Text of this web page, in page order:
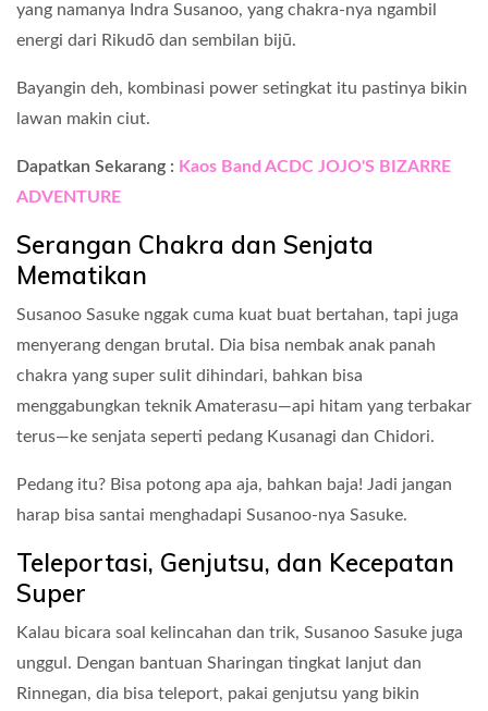
yang namanya Indra Susanoo, yang chakra-nya ngambil
energi dari Rikudō dan sembilan bijū.
Bayangin deh, kombinasi power setingkat itu pastinya bikin
lawan makin ciut.
Dapatkan Sekarang : Kaos Band ACDC JOJO'S BIZARRE
ADVENTURE
Serangan Chakra dan Senjata
Mematikan
Susanoo Sasuke nggak cuma kuat buat bertahan, tapi juga
menyerang dengan brutal. Dia bisa nembak anak panah
chakra yang super sulit dihindari, bahkan bisa
menggabungkan teknik Amaterasu—api hitam yang terbakar
terus—ke senjata seperti pedang Kusanagi dan Chidori.
Pedang itu? Bisa potong apa aja, bahkan baja! Jadi jangan
harap bisa santai menghadapi Susanoo-nya Sasuke.
Teleportasi, Genjutsu, dan Kecepatan
Super
Kalau bicara soal kelincahan dan trik, Susanoo Sasuke juga
unggul. Dengan bantuan Sharingan tingkat lanjut dan
Rinnegan, dia bisa teleport, pakai genjutsu yang bikin